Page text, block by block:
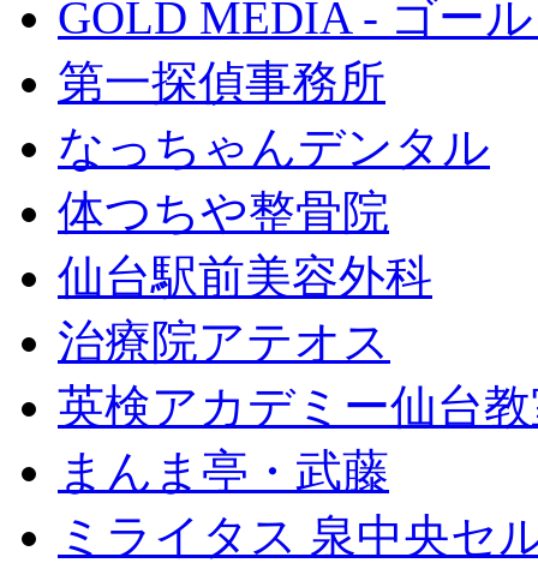
GOLD MEDIA - ゴー
第一探偵事務所
なっちゃんデンタル
体つちや整骨院
仙台駅前美容外科
治療院アテオス
英検アカデミー仙台
まんま亭・武藤
ミライタス 泉中央セ